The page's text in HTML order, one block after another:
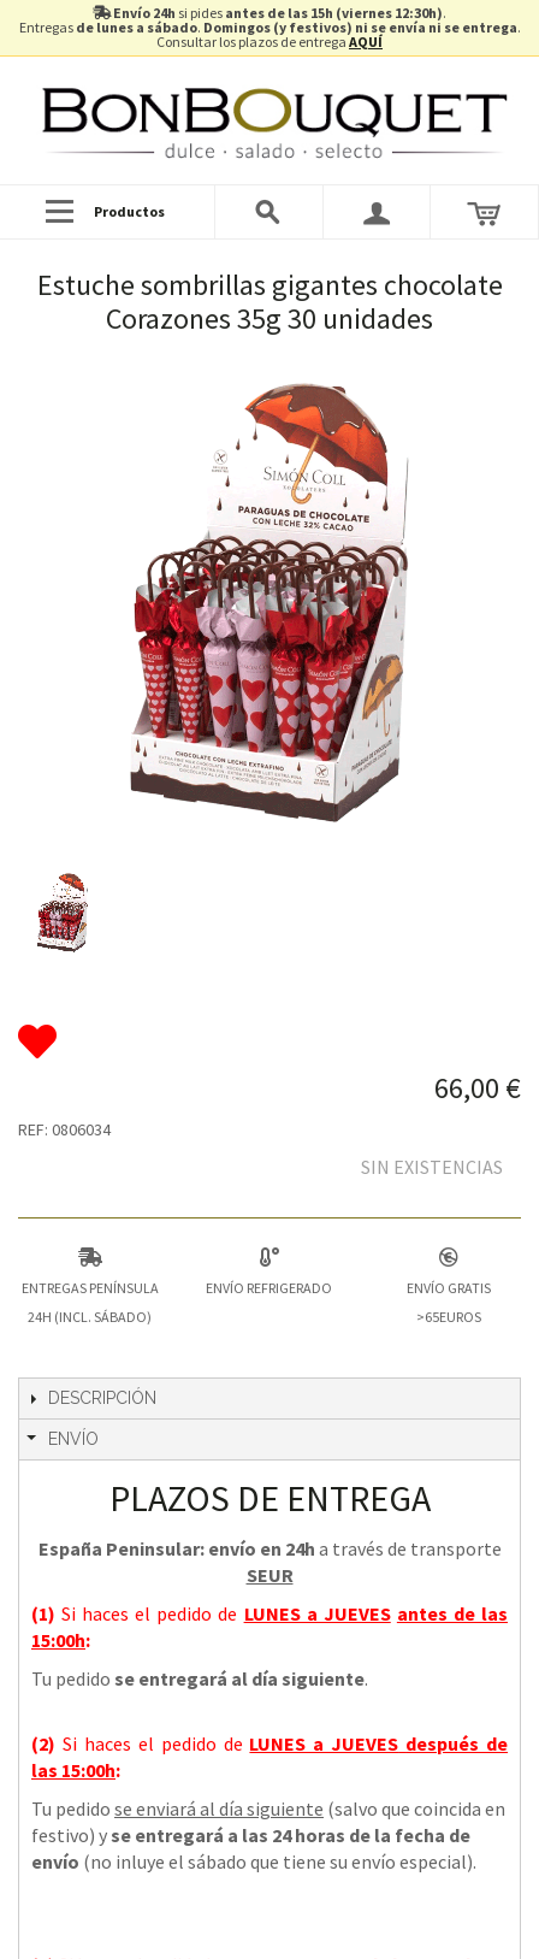
Envío 24h si pides antes de las 15h (viernes 12:30h).
Entregas de lunes a sábado. Domingos (y festivos) ni se envía ni se entrega.
Consultar los plazos de entrega AQUÍ
Productos
Estuche sombrillas gigantes chocolate
Corazones 35g 30 unidades
66,00 €
REF: 0806034
SIN EXISTENCIAS
ENTREGAS PENÍNSULA
24H (INCL. SÁBADO)
ENVÍO REFRIGERADO
ENVÍO GRATIS
>65EUROS
DESCRIPCIÓN
ENVÍO
PLAZOS DE ENTREGA
España Peninsular: envío en 24h a través de transporte
SEUR
(1)Si haces el pedido de LUNES a JUEVES antes de las
15:00h:
Tu pedido se entregará al día siguiente.
(2) Si haces el pedido de LUNES a JUEVES después de
las 15:00h:
Tu pedido se enviará al día siguiente (salvo que coincida en
festivo) yse entregará a las 24 horas de la fecha de
envío (no inluye el sábado que tiene su envío especial).